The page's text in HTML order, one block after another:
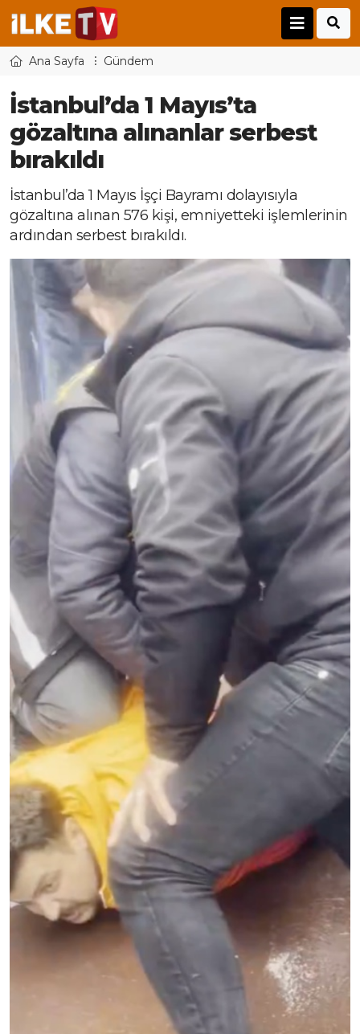
Ana Sayfa Gündem
İstanbul’da 1 Mayıs’ta
gözaltına alınanlar serbest
bırakıldı
İstanbul’da 1 Mayıs İşçi Bayramı dolayısıyla
gözaltına alınan 576 kişi, emniyetteki işlemlerinin
ardından serbest bırakıldı.